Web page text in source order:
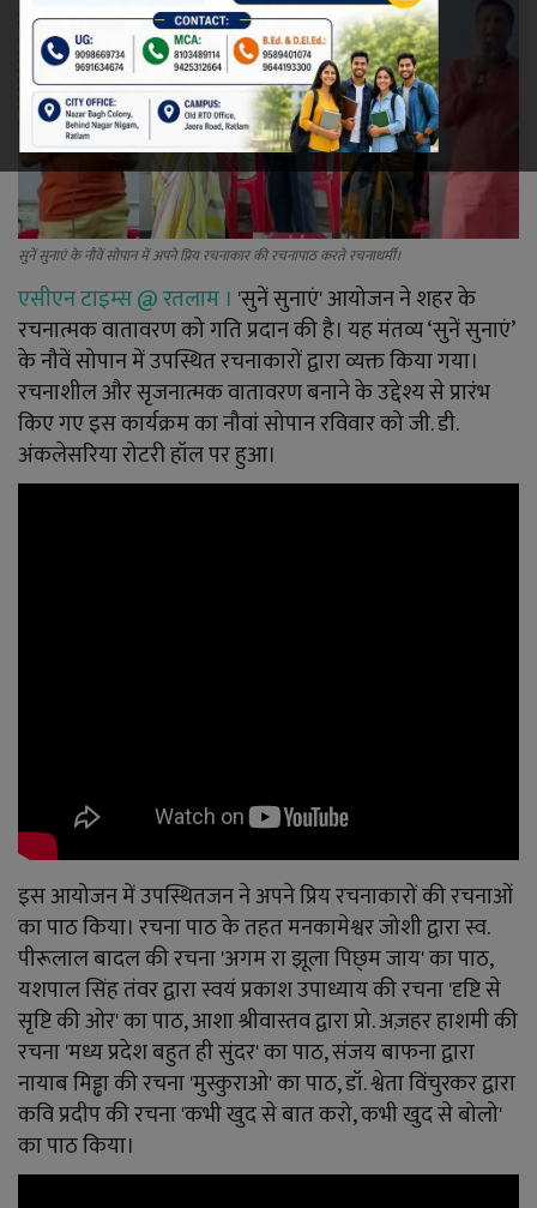
रेलवे
खेल
ज्योतिष
कला-साहित्य
निर्वाचन
धर्म-संस्कृति
करियर
वीडियो
सुनें सुनाएं के नौवें सोपान में अपने प्रिय रचनाकार की रचनापाठ करते रचनाधर्मी।
एसीएन टाइम्स @ रतलाम । 'सुनें सुनाएं' आयोजन ने शहर के
रचनात्मक वातावरण को गति प्रदान की है। यह मंतव्य ‘सुनें सुनाएं’
के नौवें सोपान में उपस्थित रचनाकारों द्वारा व्यक्त किया गया।
रचनाशील और सृजनात्मक वातावरण बनाने के उद्देश्य से प्रारंभ
किए गए इस कार्यक्रम का नौवां सोपान रविवार को जी. डी.
अंकलेसरिया रोटरी हॉल पर हुआ।
इस आयोजन में उपस्थितजन ने अपने प्रिय रचनाकारों की रचनाओं
का पाठ किया। रचना पाठ के तहत मनकामेश्वर जोशी द्वारा स्व.
पीरूलाल बादल की रचना 'अगम रा झूला पिछ्म जाय' का पाठ,
यशपाल सिंह तंवर द्वारा स्वयं प्रकाश उपाध्याय की रचना 'दृष्टि से
सृष्टि की ओर' का पाठ, आशा श्रीवास्तव द्वारा प्रो. अज़हर हाशमी की
रचना 'मध्य प्रदेश बहुत ही सुंदर' का पाठ, संजय बाफना द्वारा
नायाब मिड्ढा की रचना 'मुस्कुराओ' का पाठ, डॉ. श्वेता विंचुरकर द्वारा
कवि प्रदीप की रचना 'कभी खुद से बात करो, कभी खुद से बोलो'
का पाठ किया।